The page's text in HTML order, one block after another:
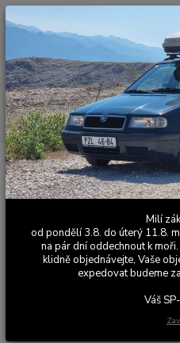
Po - Pá 9:00 - 17:00
Úvod OBCHODNÍ PODMÍNKY
OBCHODNÍ
Obchodní podmínky
I. Základní ustanovení
vztahy mezi smluvními stranami
Milí
od pondělí 3.8. do úterý 11.8.
na pár dní oddechnout k
klidně objednávejte, Vaše
expedovat budeme
Váš